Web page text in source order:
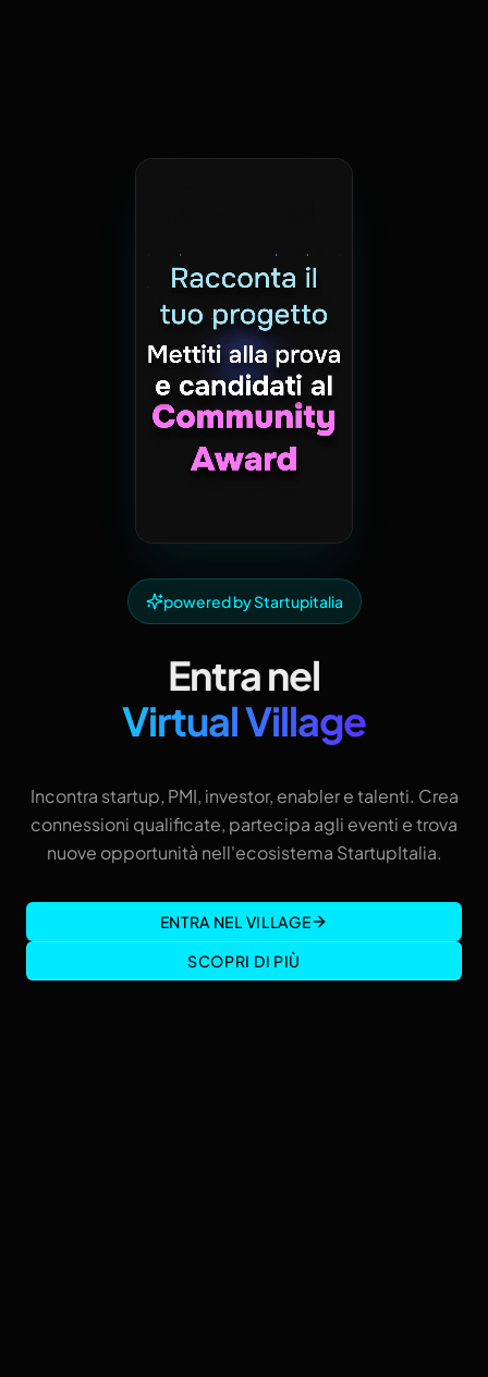
powered by Startupitalia
Entra nel
Virtual Village
Incontra startup, PMI, investor, enabler e talenti. Crea
connessioni qualificate, partecipa agli eventi e trova
nuove opportunità nell'ecosistema StartupItalia.
ENTRA NEL VILLAGE
SCOPRI DI PIÙ